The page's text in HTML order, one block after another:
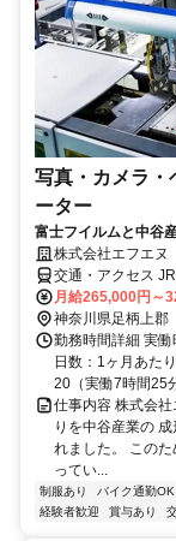
写真・カメラ・
ーター
富士フイルムと中谷
株式会社エフエヌ
交通・アクセス
OK（無料駐車場
月給265,000円～
神奈川県足柄上郡
勤務時間詳細 実
日数：1ヶ月あた
20（実働7時間25
仕事内容 株式会
りを中谷産業の
れました。 この
ってい...
制服あり バイク通勤OK
経験者歓迎
賞与あり